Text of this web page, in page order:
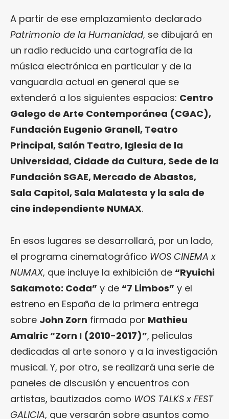
A partir de ese emplazamiento declarado
Patrimonio de la Humanidad, se dibujará en
un radio reducido una cartografía de la
música electrónica en particular y de la
vanguardia actual en general que se
extenderá a los siguientes espacios: Centro
Galego de Arte Contemporánea (CGAC),
Fundación Eugenio Granell, Teatro
Principal, Salón Teatro, Iglesia de la
Universidad, Cidade da Cultura, Sede de la
Fundación SGAE, Mercado de Abastos,
Sala Capitol, Sala Malatesta y la sala de
cine independiente NUMAX.
En esos lugares se desarrollará, por un lado,
el programa cinematográfico WOS CINEMA x
NUMAX, que incluye la exhibición de “Ryuichi
Sakamoto: Coda” y de “7 Limbos” y el
estreno en España de la primera entrega
sobre John Zorn firmada por Mathieu
Amalric “Zorn I (2010-2017)”, películas
dedicadas al arte sonoro y a la investigación
musical. Y, por otro, se realizará una serie de
paneles de discusión y encuentros con
artistas, bautizados como WOS TALKS x FEST
GALICIA, que versarán sobre asuntos como